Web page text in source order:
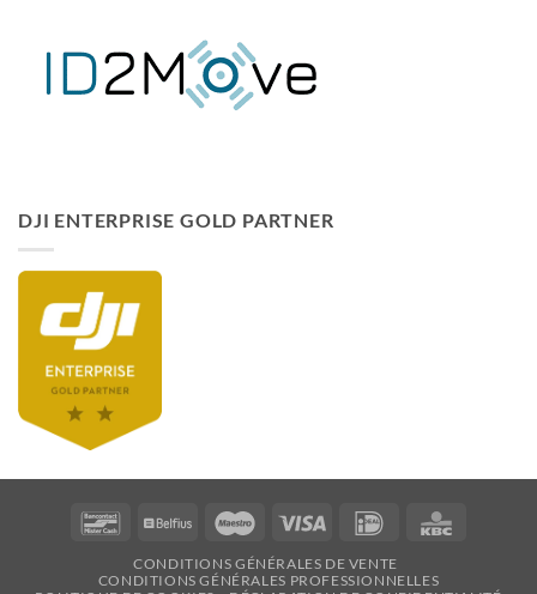
DJI ENTERPRISE GOLD PARTNER
BancontactBelfius Maestro Idéal
CONDITIONS GÉNÉRALES DE VENTE
CONDITIONS GÉNÉRALES PROFESSIONNELLES